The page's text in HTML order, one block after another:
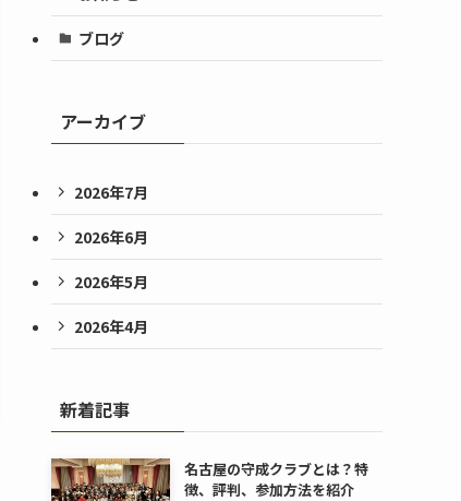
ブログ
アーカイブ
2026年7月
2026年6月
2026年5月
2026年4月
新着記事
名古屋の守成クラブとは？特
徴、評判、参加方法を紹介